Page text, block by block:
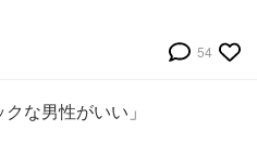
54
な男性がいい」